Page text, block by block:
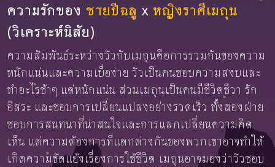
ความรักของ ชายปีฉลู x หญิงราศีเมถุน
(วิเคราะห์นิสัย)
ความสัมพันธ์ระหว่างวัวกับเมถุนคือการรวมกันของความ
หนักแน่นและความเบื่อง่าย วัวเป็นคนชอบความสงบและ
ทำอะไรช้าๆ แต่หนักแน่น ส่วนเมถุนเป็นคนมีชีวิตชีวา รัก
อิสระ และชอบการเปลี่ยนแปลงอย่างรวดเร็ว ทั้งสองฝ่าย
ชอบการสนทนาที่น่าสนใจและการแลกเปลี่ยนความคิด
เห็น แต่ความต้องการที่แตกต่างกันของพวกเขาอาจทำให้
เกิดความขัดแย้งเรื่องการใช้ชีวิต เมถุนอาจมองว่าวัวชอบ